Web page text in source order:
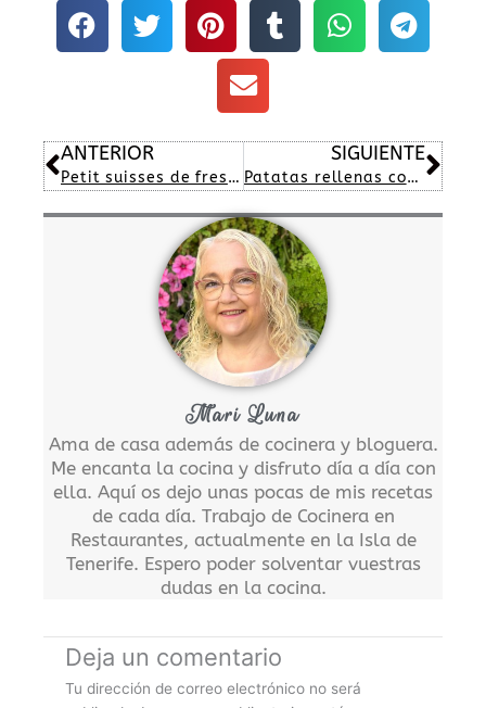
Ant
ANTERIOR
Petit suisses de fresa casero
SIGUIENTE
Patatas rellenas con chorizo y pollo
Mari Luna
Ama de casa además de cocinera y bloguera.
Me encanta la cocina y disfruto día a día con
ella. Aquí os dejo unas pocas de mis recetas
de cada día. Trabajo de Cocinera en
Restaurantes, actualmente en la Isla de
Tenerife. Espero poder solventar vuestras
dudas en la cocina.
Deja un comentario
Tu dirección de correo electrónico no será